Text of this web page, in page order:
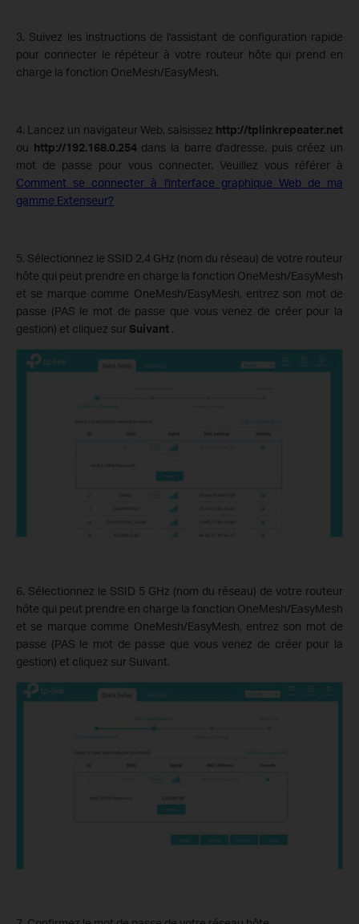
3. Suivez les instructions de l'assistant de configuration rapide
pour connecter le répéteur à votre routeur hôte qui prend en
charge la fonction OneMesh/EasyMesh.
4. Lancez un navigateur Web, saisissez http://tplinkrepeater.net
ou http://192.168.0.254dans la barre d'adresse, puis créez un
mot de passe pour vous connecter. Veuillez vous référer à
Comment se connecter à l'interface graphique Web de ma
gamme Extenseur?
5. Sélectionnez le SSID 2,4 GHz (nom du réseau) de votre routeur
hôte qui peut prendre en charge la fonction OneMesh/EasyMesh
et se marque comme OneMesh/EasyMesh, entrez son mot de
passe (PAS le mot de passe que vous venez de créer pour la
gestion) et cliquez sur Suivant .
6. Sélectionnez le SSID 5 GHz (nom du réseau) de votre routeur
hôte qui peut prendre en charge la fonction OneMesh/EasyMesh
et se marque comme OneMesh/EasyMesh, entrez son mot de
passe (PAS le mot de passe que vous venez de créer pour la
gestion) et cliquez sur Suivant.